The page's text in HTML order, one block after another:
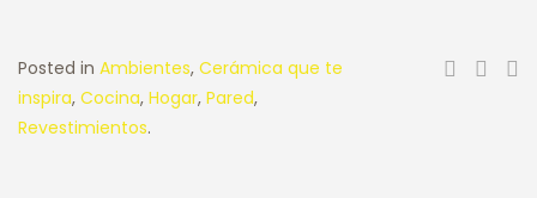
Posted in Ambientes, Cerámica que te
inspira, Cocina, Hogar, Pared,
Revestimientos.